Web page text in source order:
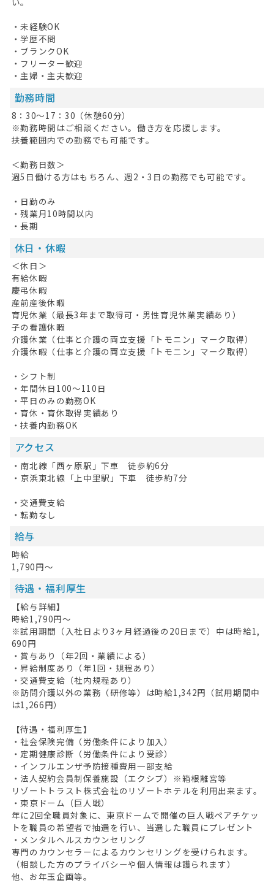
無料会員登録
ログイン
キープした求人
最近見た求人
お問い合わせ
・未経験OK
・学歴不問
・ブランクOK
・フリーター歓迎
・主婦・主夫歓迎
勤務時間
8：30～17：30（休憩60分）
※勤務時間はご相談ください。働き方を応援します。
扶養範囲内での勤務でも可能です。
＜勤務日数＞
週5日働ける方はもちろん、週2・3日の勤務でも可能です。
・日勤のみ
・残業月10時間以内
・長期
休日・休暇
＜休日＞
有給休暇
慶弔休暇
産前産後休暇
育児休業（最長3年まで取得可・男性育児休業実績あり）
子の看護休暇
介護休業（仕事と介護の両立支援「トモニン」マーク取得）
介護休暇（仕事と介護の両立支援「トモニン」マーク取得）
・シフト制
・年間休日100～110日
・平日のみの勤務OK
・育休・育休取得実績あり
・扶養内勤務OK
アクセス
・南北線「西ヶ原駅」下車 徒歩約6分
・京浜東北線「上中里駅」下車 徒歩約7分
・交通費支給
・転勤なし
給与
時給
1,790円～
待遇・福利厚生
【給与詳細】
時給1,790円～
※試用期間（入社日より3ヶ月経過後の20日まで）中は時給1,
690円
・賞与あり（年2回・業績による）
・昇給制度あり（年1回・規程あり）
・交通費支給（社内規程あり）
※訪問介護以外の業務（研修等）は時給1,342円（試用期間中
は1,266円）
【待遇・福利厚生】
・社会保険完備（労働条件により加入）
・定期健康診断（労働条件により受診）
・インフルエンザ予防接種費用一部支給
・法人契約会員制保養施設（エクシブ）※箱根離宮等
リゾートトラスト株式会社のリゾートホテルを利用出来ます。
・東京ドーム（巨人戦）
年に2回全職員対象に、東京ドームで開催の巨人戦ペアチケッ
トを職員の希望者で抽選を行い、当選した職員にプレゼント
・メンタルヘルスカウンセリング
専門のカウンセラーによるカウンセリングを受けられます。
（相談した方のプライバシーや個人情報は護られます）
他、お年玉企画等。